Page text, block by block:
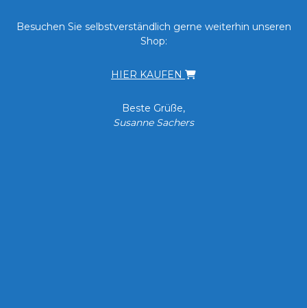
Besuchen Sie selbstverständlich gerne weiterhin unseren
Shop:
HIER KAUFEN
Beste Grüße,
Susanne Sachers